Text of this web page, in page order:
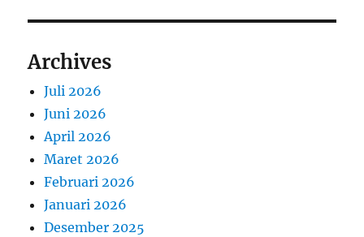
Archives
Juli 2026
Juni 2026
April 2026
Maret 2026
Februari 2026
Januari 2026
Desember 2025